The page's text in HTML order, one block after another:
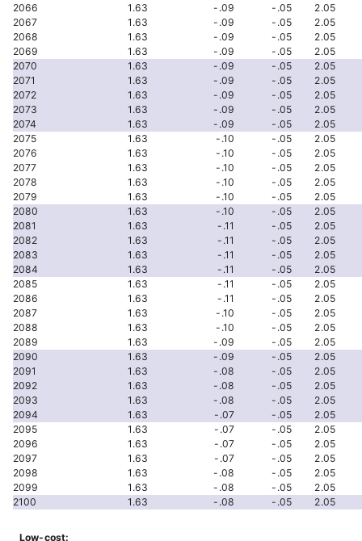
2066
1.63 -.09 -.05
2.05
2067
1.63 -.09 -.05
2.05
2068
1.63 -.09 -.05
2.05
2069
1.63 -.09 -.05
2.05
2070
1.63 -.09 -.05
2.05
2071
1.63 -.09 -.05
2.05
2072
1.63 -.09 -.05
2.05
2073
1.63 -.09 -.05
2.05
2074
1.63 -.09 -.05
2.05
2075
1.63 -.10 -.05
2.05
2076
1.63 -.10 -.05
2.05
2077
1.63 -.10 -.05
2.05
2078
1.63 -.10 -.05
2.05
2079
1.63 -.10 -.05
2.05
2080
1.63 -.10 -.05
2.05
2081
1.63 -.11 -.05
2.05
2082
1.63 -.11 -.05
2.05
2083
1.63 -.11 -.05
2.05
2084
1.63 -.11 -.05
2.05
2085
1.63 -.11 -.05
2.05
2086
1.63 -.11 -.05
2.05
2087
1.63 -.10 -.05
2.05
2088
1.63 -.10 -.05
2.05
2089
1.63 -.09 -.05
2.05
2090
1.63 -.09 -.05
2.05
2091
1.63 -.08 -.05
2.05
2092
1.63 -.08 -.05
2.05
2093
1.63 -.08 -.05
2.05
2094
1.63 -.07 -.05
2.05
2095
1.63 -.07 -.05
2.05
2096
1.63 -.07 -.05
2.05
2097
1.63 -.07 -.05
2.05
2098
1.63 -.08 -.05
2.05
2099
1.63 -.08 -.05
2.05
2100
1.63 -.08 -.05 2.05
Low-cost: